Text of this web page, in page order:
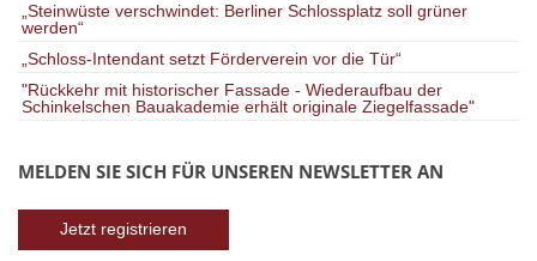
„Steinwüste verschwindet: Berliner Schlossplatz soll grüner
werden“
„Schloss-Intendant setzt Förderverein vor die Tür“
"Rückkehr mit historischer Fassade - Wiederaufbau der
Schinkelschen Bauakademie erhält originale Ziegelfassade"
MELDEN SIE SICH FÜR UNSEREN NEWSLETTER AN
Jetzt registrieren